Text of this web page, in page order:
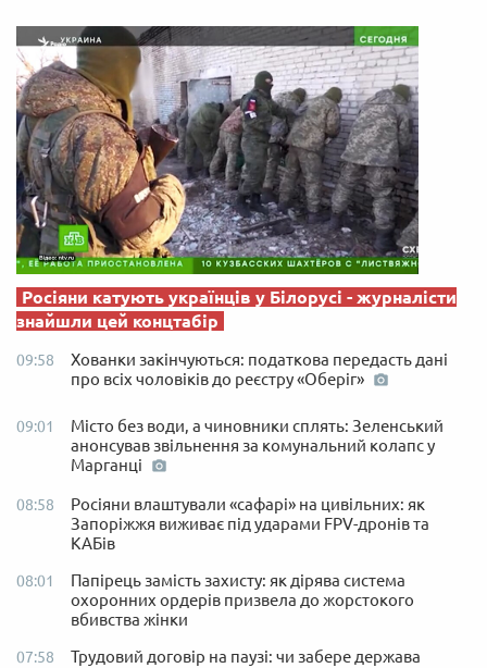
Росіяни катують українців у Білорусі - журналісти
знайшли цей концтабір
09:58
Хованки закінчуються: податкова передасть дані
про всіх чоловіків до реєстру «Оберіг»
09:01
Місто без води, а чиновники сплять: Зеленський
анонсував звільнення за комунальний колапс у
Марганці
08:58
Росіяни влаштували «сафарі» на цивільних: як
Запоріжжя виживає під ударами FPV-дронів та
КАБів
08:01
Папірець замість захисту: як дірява система
охоронних ордерів призвела до жорстокого
вбивства жінки
07:58
Трудовий договір на паузі: чи забере держава